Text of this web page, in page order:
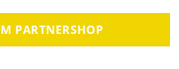
PARTNERSHOP